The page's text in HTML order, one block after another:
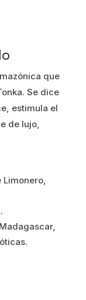
que
Se dice
estimula el
de lujo,
Limonero,